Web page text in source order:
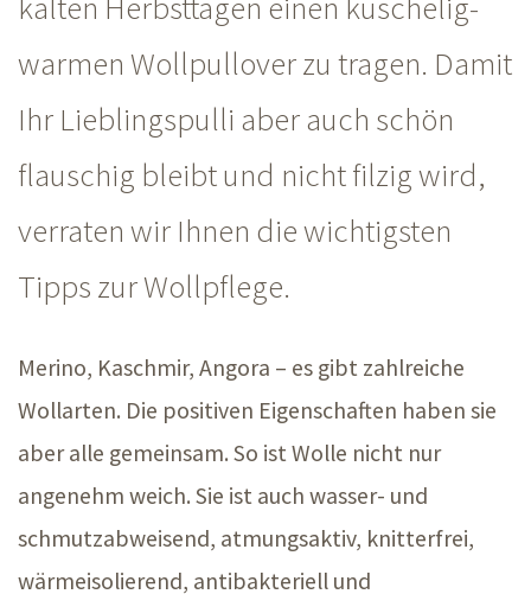
warmen Wollpullover zu tragen. Damit
Ihr Lieblingspulli aber auch schön
flauschig bleibt und nicht filzig wird,
verraten wir Ihnen die wichtigsten
Tipps zur Wollpflege.
Merino, Kaschmir, Angora – es gibt zahlreiche
Wollarten. Die positiven Eigenschaften haben sie
aber alle gemeinsam. So ist Wolle nicht nur
angenehm weich. Sie ist auch wasser- und
schmutzabweisend, atmungsaktiv, knitterfrei,
wärmeisolierend, antibakteriell und